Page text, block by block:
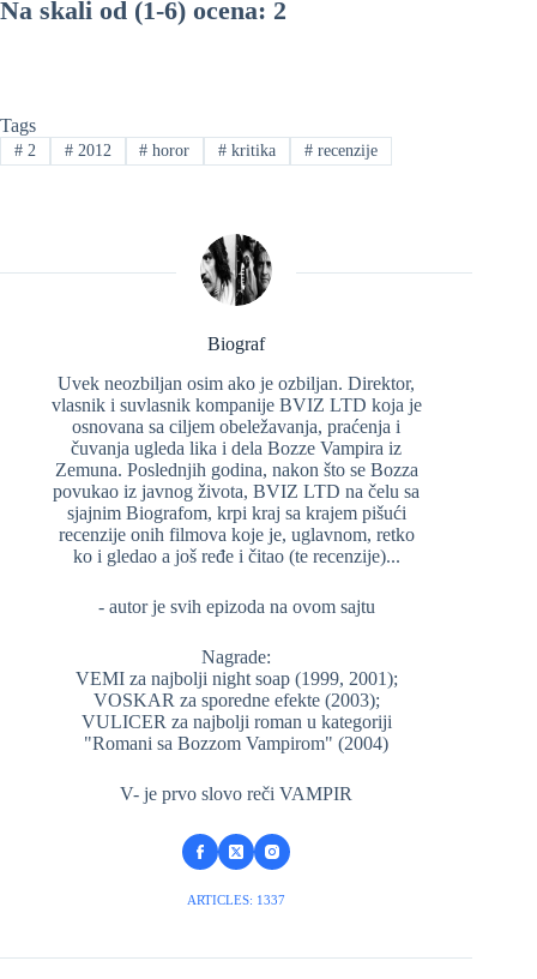
Na skali od (1-6) ocena: 2
Tags
#2 #2012 # horor # kritika # recenzije
Biograf
Uvek neozbiljan osim ako je ozbiljan. Direktor,
vlasnik i suvlasnik kompanije BVIZ LTD koja je
osnovana sa ciljem obeležavanja, praćenja i
čuvanja ugleda lika i dela Bozze Vampira iz
Zemuna. Poslednjih godina, nakon što se Bozza
povukao iz javnog života, BVIZ LTD na čelu sa
sjajnim Biografom, krpi kraj sa krajem pišući
recenzije onih filmova koje je, uglavnom, retko
ko i gledao a još ređe i čitao (te recenzije)...
- autor je svih epizoda na ovom sajtu
Nagrade:
VEMI za najbolji night soap (1999, 2001);
VOSKAR za sporedne efekte (2003);
VULICER za najbolji roman u kategoriji
"Romani sa Bozzom Vampirom" (2004)
V- je prvo slovo reči VAMPIR
ARTICLES: 1337